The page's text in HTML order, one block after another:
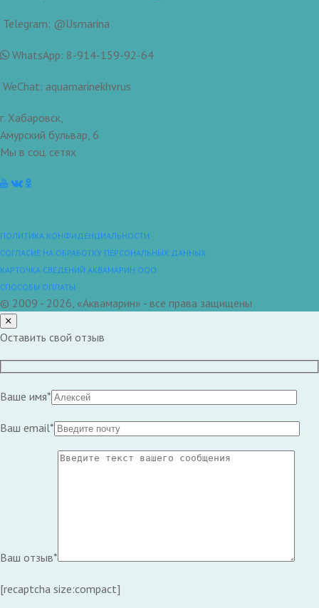
Telegram: @Usmarina
WhatsApp: 8-914-159-92-64
WeChat: aquamarinekhvrus
г. Хабаровск,
Амурский бульвар, 6
Мы в соц. сетях
ПОЛИТИКА КОНФИДЕНЦИАЛЬНОСТИ
СОГЛАСИЕ НА ОБРАБОТКУ ПЕРСОНАЛЬНЫХ ДАННЫХ
КАРТОЧКА СВЕДЕНИЙ АКВАМАРИН ООО
СПОСОБЫ ОПЛАТЫ
© 2009 - 2026, «Аквамарин» - все права защищены
Оставить свой отзыв
Ваше имя*
Ваш email*
Ваш отзыв*
[recaptcha size:compact]